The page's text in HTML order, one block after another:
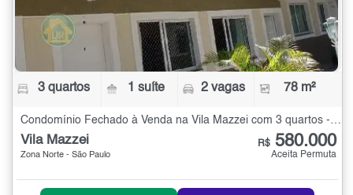
3 quartos 1 suíte 2 vagas 78 m²
Condomínio Fechado à Venda na Vila Mazzei com 3 quartos - 78 m²
Vila Mazzei
Zona Norte - São Paulo
R$ 580.000
Aceita Permuta